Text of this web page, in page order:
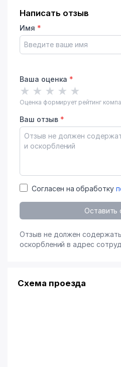
Написать отзыв
Имя *
Ваша оценка *
★ ★ ★ ★ ★
Оценка формирует рейтинг
Ваш отзыв *
Согласен на обработку
Оставить
Отзыв не должен
оскорблений в адрес
Схема проезда